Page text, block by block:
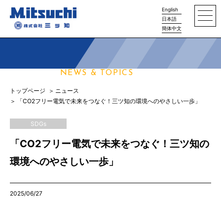
English
日本語
簡体中文
NEWS & TOPICS
トップページ
ニュース
「CO2フリー電気で未来をつなぐ！三ツ知の環境へのやさしい一歩」
SDGs
「CO2フリー電気で未来をつなぐ！三ツ知の
環境へのやさしい一歩」
2025/06/27